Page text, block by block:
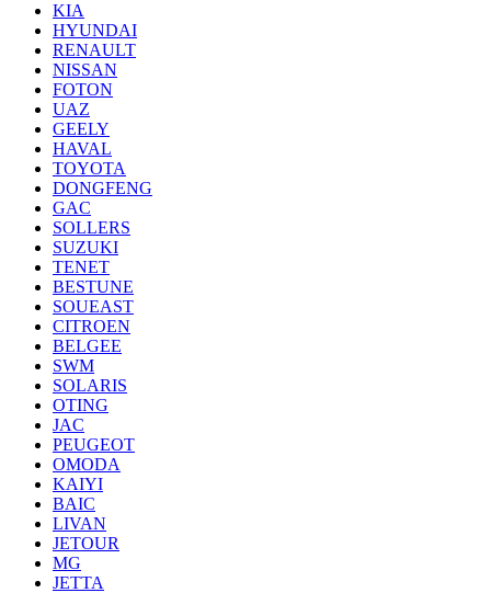
KIA
HYUNDAI
RENAULT
NISSAN
FOTON
UAZ
GEELY
HAVAL
TOYOTA
DONGFENG
GAC
SOLLERS
SUZUKI
TENET
BESTUNE
SOUEAST
CITROEN
BELGEE
SWM
SOLARIS
OTING
JAC
PEUGEOT
OMODA
KAIYI
BAIC
LIVAN
JETOUR
MG
JETTA